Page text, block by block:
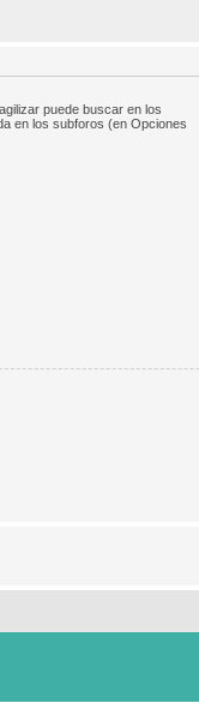
puede buscar en los
en los subforos (en Opciones